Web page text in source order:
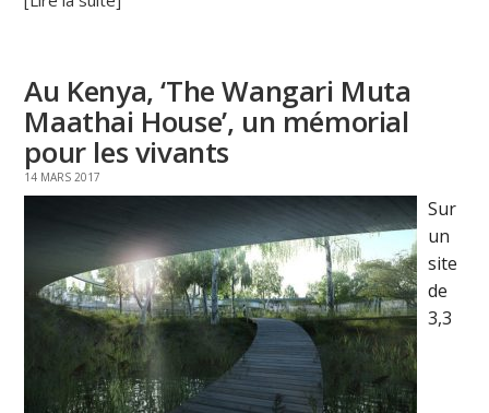
Au Kenya, ‘The Wangari Muta
Maathai House’, un mémorial
pour les vivants
14 MARS 2017
Sur
un
site
de
3,3